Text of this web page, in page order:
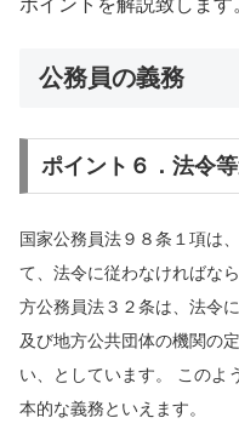
公務員の義務
ポイント６．法令
国家公務員法９８条１項は
て、法令に従わなければな
方公務員法３２条は、法令
及び地方公共団体の機関の
い、としています。 このよ
本的な義務といえます。